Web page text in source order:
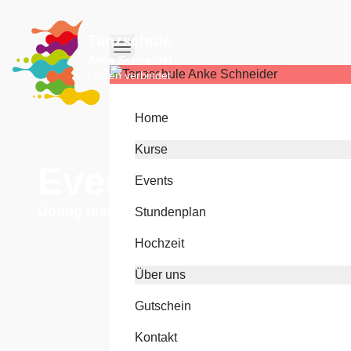
Tanzschule
tanzen verbindet
Home
Kurse
Events
Stundenplan
Hochzeit
Über uns
Gutschein
Kontakt
Events
Übung macht den Meister!